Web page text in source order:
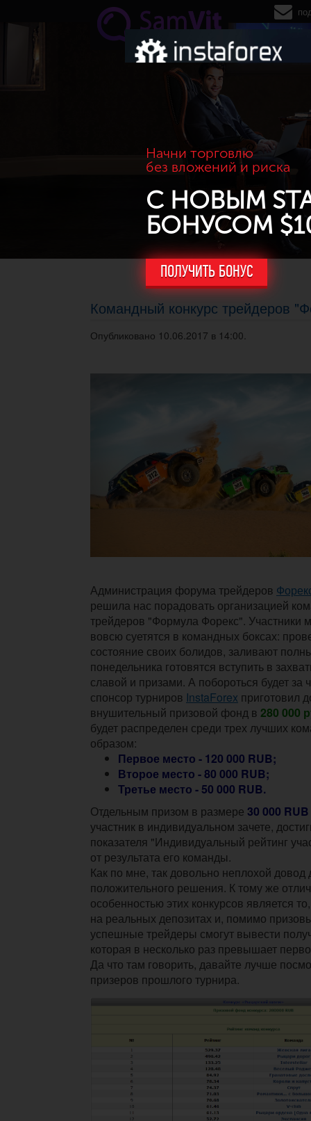
Перейти к основному содержанию
Начни торговлю
без вложений и риска
С НОВЫМ
БОНУСОМ
ПОЛУЧИТЬ БОНУС
Командный конкурс трейдеров
Опубликовано 10.06.2017 в 14:00.
Администрация форума трейдеров
решила нас порадовать организацией
трейдеров "Формула Форекс". Участники
вовсю суетятся в командных боксах:
состояние своих болидов, заливают
понедельника готовятся вступить в
славой и призами. А побороться будет за
спонсор турниров InstaForex приготовил
внушительный призовой фонд в 280 000
будет распределен среди трех лучших
образом:
Первое место - 120 000 RUB;
Второе место - 80 000 RUB;
Третье место - 50 000 RUB.
Отдельным призом в размере 30 000 RUB
участник в индивидуальном зачете,
показателя "Индивидуальный рейтинг
от результата его команды.
Как по мне, так довольно неплохой довод
положительного решения. К тому же
особенностью этих конкурсов является
на реальных депозитах и, помимо
успешные трейдеры смогут вывести
которая в несколько раз превышает
Да что там говорить, давайте лучше
призеров прошлого турнира.